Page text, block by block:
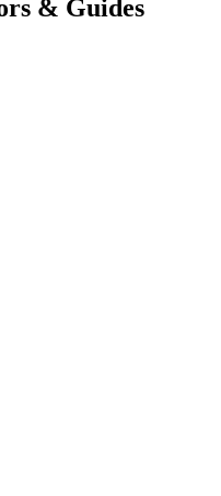
& Guides